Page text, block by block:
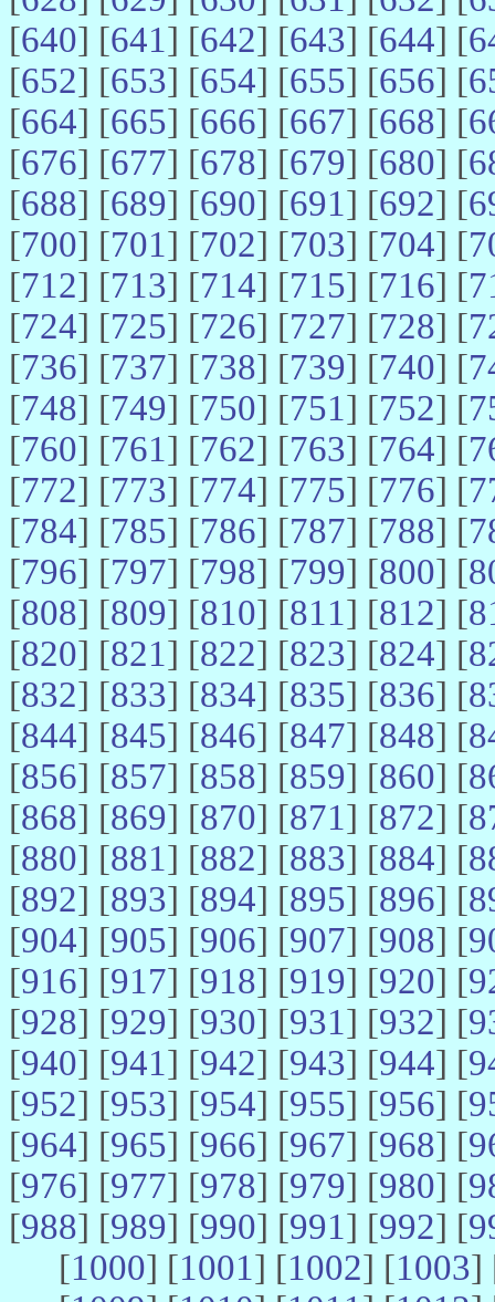
[640] [641] [642] [643] [644] [
[652] [653] [654] [655] [656] [
[664] [665] [666] [667] [668] [
[676] [677] [678] [679] [680] [
[688] [689] [690] [691] [692] [
[700] [701] [702] [703] [704] [
[712] [713] [714] [715] [716] [
[724] [725] [726] [727] [728] [
[736] [737] [738] [739] [740] [
[748] [749] [750] [751] [752] [
[760] [761] [762] [763] [764] [
[772] [773] [774] [775] [776] [
[784] [785] [786] [787] [788] [
[796] [797] [798] [799] [800] [
[808] [809] [810] [811] [812] [
[820] [821] [822] [823] [824] [
[832] [833] [834] [835] [836] [
[844] [845] [846] [847] [848] [
[856] [857] [858] [859] [860] [
[868] [869] [870] [871] [872] [
[880] [881] [882] [883] [884] [
[892] [893] [894] [895] [896] [
[904] [905] [906] [907] [908] [
[916] [917] [918] [919] [920] [
[928] [929] [930] [931] [932] [
[940] [941] [942] [943] [944] [
[952] [953] [954] [955] [956] [
[964] [965] [966] [967] [968] [
[976] [977] [978] [979] [980] [
[988] [989] [990] [991] [992] [
[1000] [1001] [1002] [1003]